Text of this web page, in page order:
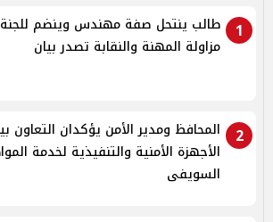
1
طالب ينتحل صفة مهندس وينضم للجنة
مزاولة المهنة والنقابة تصدر بيان
2
المحافظ ومدير الأمن يؤكدان التعاون
الأجهزة الأمنية والتنفيذية لخدمة
السويفى